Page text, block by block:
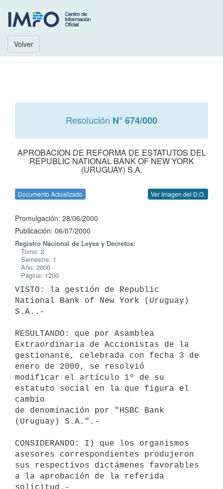
Volver
Resolución N° 674/000
APROBACION DE REFORMA DE ESTATUTOS DEL
REPUBLIC NATIONAL BANK OF NEW YORK
(URUGUAY) S.A.
Documento Actualizado Ver Imagen del D.O.
Promulgación: 28/06/2000
Publicación: 06/07/2000
Registro Nacional de Leyes y Decretos:
Tomo: 2
Semestre: 1
Año: 2000
Página: 1200
VISTO: la gestión de Republic
National Bank of New York (Uruguay)
S.A..-
RESULTANDO: que por Asamblea
Extraordinaria de Accionistas de la
gestionante, celebrada con fecha 3 de
enero de 2000, se resolvió
modificar el artículo 1º de su
estatuto social en la que figura el
cambio
de denominación por "HSBC Bank
(Uruguay) S.A.".-
CONSIDERANDO: I) que los organismos
asesores correspondientes produjeron
sus respectivos dictámenes favorables
a la aprobación de la referida